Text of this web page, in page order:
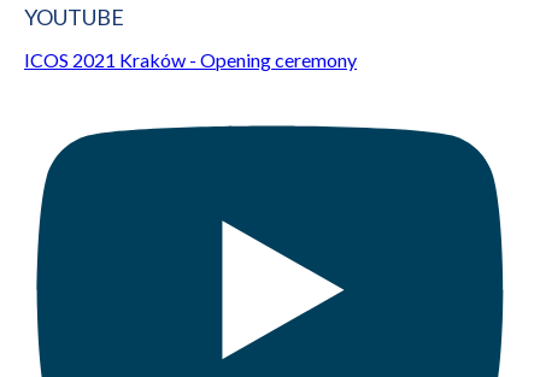
YOUTUBE
ICOS 2021 Kraków - Opening ceremony